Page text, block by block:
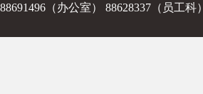
88691496（办公室） 88628337（员工科）